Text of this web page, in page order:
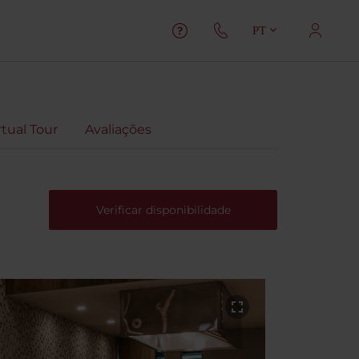
PT
Tour Avaliações
Verificar disponibilidade